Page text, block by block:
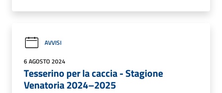
AVVISI
6 AGOSTO 2024
Tesserino per la caccia - Stagione
Venatoria 2024–2025